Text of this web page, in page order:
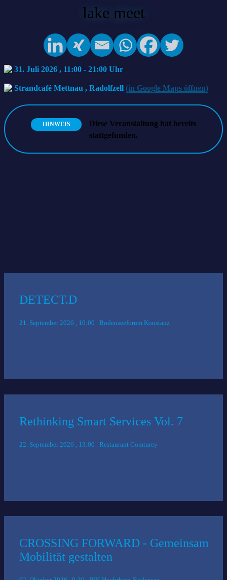
lake meet
31. Juli 2026 , 11:00 - 21:00
Strandcafé Mettnau , Radolfzell (in Google Maps öffnen)
HINWEIS
Diese Veranstaltung hat bereits
stattgefunden.
DETECT.D
21. September 2026 , 10:00 | Bodenseeforum Konstanz
Rethinking Smart Services Vol. 7
22. September 2026 , 13:00 | Restaurant Comturey
CROSSING FORWARD - Gemeinsam
Mobilität gestalten